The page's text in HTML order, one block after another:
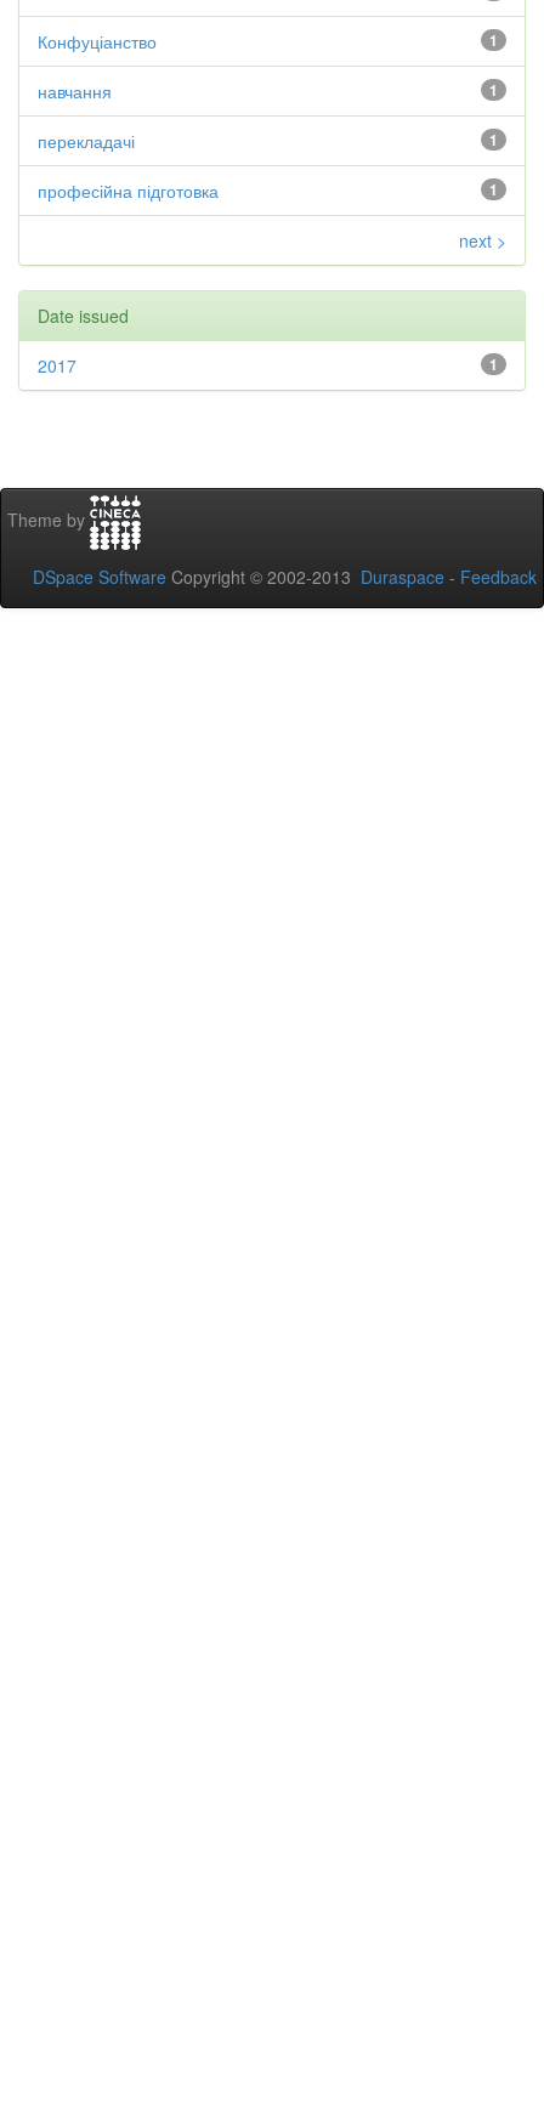
1
Конфуціанство
1
навчання
1
перекладачі
1
професійна підготовка
next >
Date issued
1
2017
Theme by
DSpace Software Copyright © 2002-2013 Duraspace - Feedback